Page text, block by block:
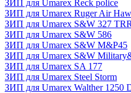
ЗИП для Umarex Reck police
ЗИП для Umarex Ruger Air
ЗИП для Umarex S&W 327
ЗИП для Umarex S&W 586
ЗИП для Umarex S&W M&P45
ЗИП для Umarex S&W
ЗИП для Umarex SA 177
ЗИП для Umarex Steel Storm
ЗИП для Umarex Walther 1250